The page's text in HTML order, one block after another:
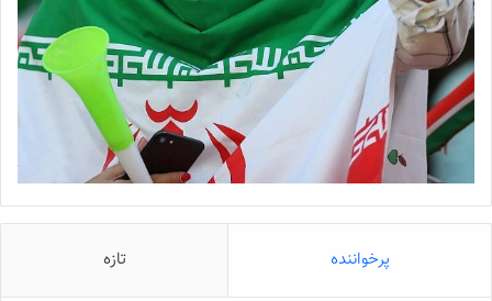
پرخواننده تازه